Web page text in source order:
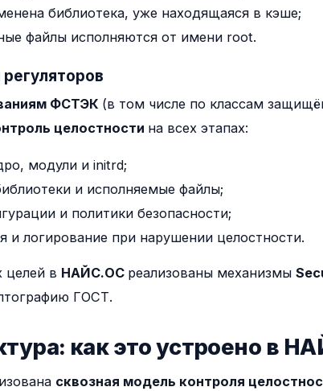
библиотека, уже находящаяся в кэше;
файлы исполняются от имени root.
ФСТЭК (в том числе по классам
целостности на всех этапах:
модули и initrd;
и исполняемые файлы;
и политики безопасности;
и логирование при нарушении целостности.
целей в НАЙС.ОС реализованы механизмы
ГОСТ.
как это устроено в
сквозная модель контроля